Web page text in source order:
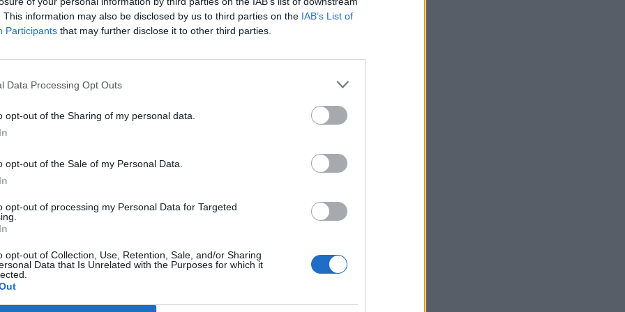
This information may also be disclosed by us to third parties on the IAB’s List of
Participants that may further disclose it to other third parties.
Data Processing Opt Outs
opt-out of the Sharing of my personal data.
opt-out of the Sale of my Personal Data.
opt-out of processing my Personal Data for Targeted
opt-out of Collection, Use, Retention, Sale, and/or Sharing
Data that Is Unrelated with the Purposes for which it
tartott sajtóértekezleten a tárcavezető úgy fogalmazott: "a romániai termelők újabb
származó tojás és baromfihús, amelyet dömpingáron, az ő termelési költségeiknél
- tette hozzá. Romániában...
portfolio.hu hírarchívumához tartozik, melynek olvasása előfizetéses
cikkarchívum
elmúlt 2 év napon belüli
Előfizetés